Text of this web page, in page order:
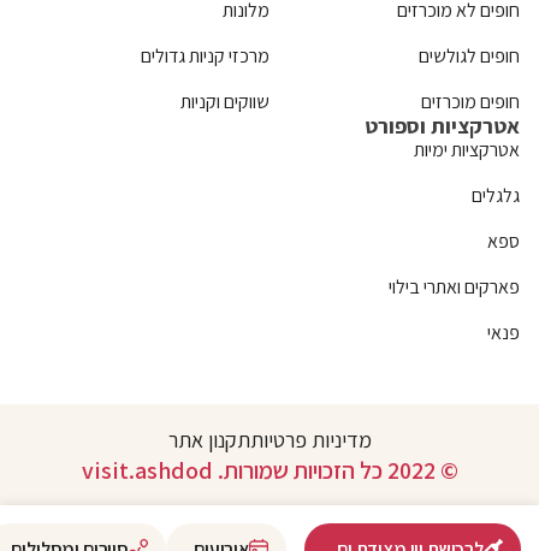
חופים לא מוכרזים
חופים לגולשים
חופים מוכרזים
מלונות
מרכזי קניות גדולים
שווקים וקניות
אטרקציות וספורט
אטרקציות ימיות
גלגלים
ספא
פארקים ואתרי בילוי
פנאי
מדיניות פרטיותתקנון אתר
© 2022 כל הזכויות שמורות. visit.ashdod